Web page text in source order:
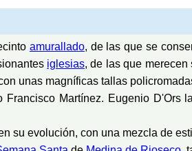
amurallado, de las que se
iglesias, de las que
unas magníficas tallas
Martínez. Eugenio D'Ors
su evolución, con una mezcla de